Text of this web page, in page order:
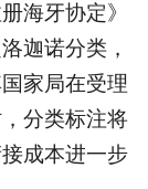
海牙协定》
迦诺分类，
家局在受理
分类标注将
成本进一步